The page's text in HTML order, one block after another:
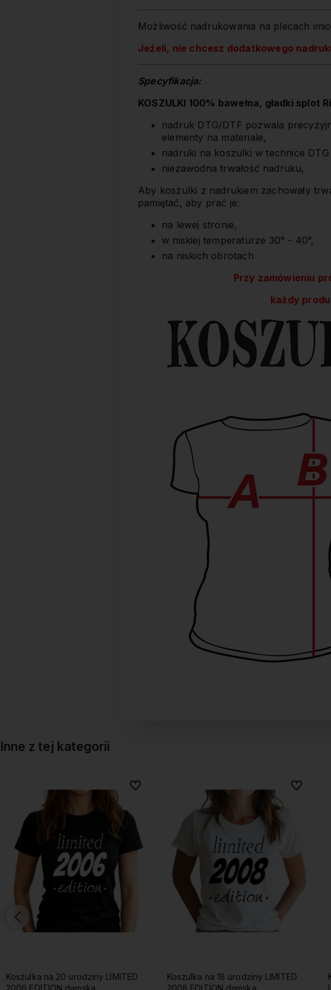
Możliwość nadrukowania na plecach
Jeżeli, nie chcesz dodatkowego
Specyfikacja:
KOSZULKI 100% bawełna, gładki splot
nadruk DTG/DTF pozwala
elementy na materiale,
nadruki na koszulki w technice
niezawodna trwałość nadruku,
Aby koszulki z nadrukiem zachowały
pamiętać, aby prać je:
na lewej stronie,
w niskiej temperaturze 30° - 40°,
na niskich obrotach
Przy zamówieniu
każdy
Inne z tej kategorii
Koszulka na 18 urodziny LIMITED
2008 EDITION damska
Do ulubionych
Do ulubionych
Koszulka na 18 urodziny LEVEL 18
UNLOCKED 2008 damska
Do
Do